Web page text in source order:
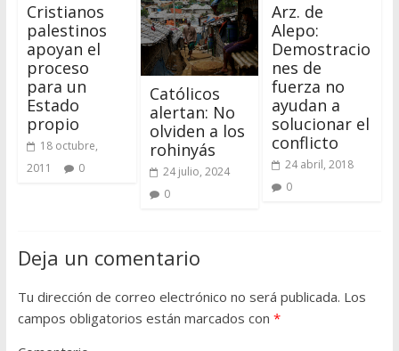
Cristianos
palestinos
apoyan el
proceso
para un
Estado
propio
18 octubre,
2011
0
Católicos
alertan: No
olviden a los
rohinyás
24 julio, 2024
0
Arz. de
Alepo:
Demostracio
nes de
fuerza no
ayudan a
solucionar el
conflicto
24 abril, 2018
0
Deja un comentario
Tu dirección de correo electrónico no será publicada. Los
campos obligatorios están marcados con *